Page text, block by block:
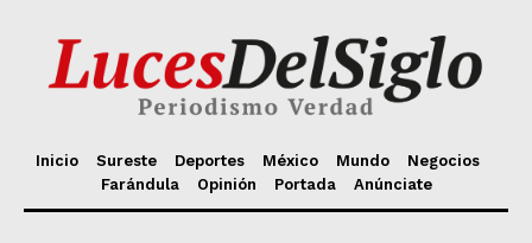
Inicio Sureste Deportes México Mundo
Negocios
Farándula
Opinión Portada Anúnciate